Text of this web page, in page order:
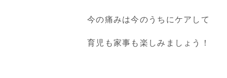
今の痛みは今のうちにケアして
育児も家事も楽しみましょう！